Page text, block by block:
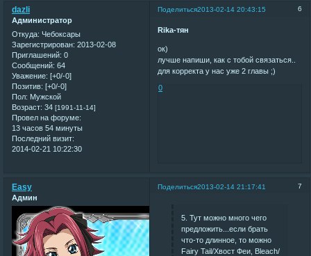
Поделиться 6
2013-02-14 20:43:15
dazli
Администратор
Откуда: Чебоксары
Зарегистрирован: 2013-02-08
Приглашений: 0
Сообщений: 64
Уважение: [+0/-0]
Позитив: [+0/-0]
Пол: Мужской
Возраст: 34 [1991-11-14]
Провел на форуме:
13 часов 54 минуты
Последний визит:
2014-02-21 10:22:30
Rika-тян
ок)
лучше напиши, как с тобой связаться..
для корректа у нас уже 2 главы ;)
0
Поделиться 7
2013-02-14 21:17:41
Easy
Админ
5. Тут можно много чего
предложить...если брать
что-то длинное, то можно
Fairy Tail/Хвост Феи, Bleach/